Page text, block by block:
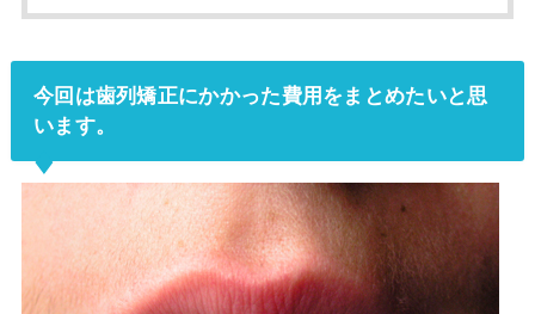
今回は歯列矯正にかかった費用をまとめたいと思
います。